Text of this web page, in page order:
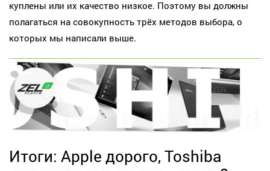
куплены или их качество низкое. Поэтому вы должны
полагаться на совокупность трёх методов выбора, о
которых мы написали выше.
Итоги: Apple дорого, Toshiba